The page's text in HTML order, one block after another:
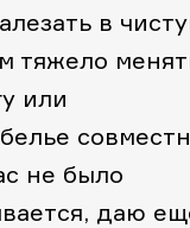
в
тяжело
или
не было
даю